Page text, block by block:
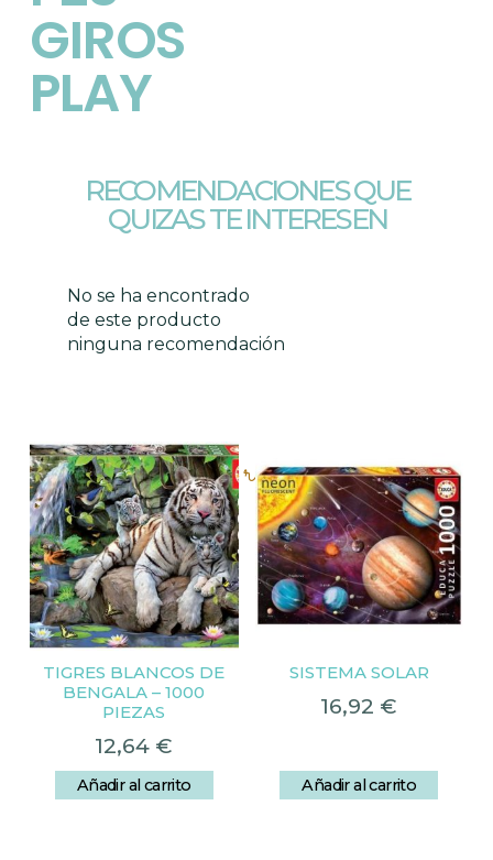
GIROS
PLAY
RECOMENDACIONES QUE
QUIZAS TE INTERESEN
No se ha encontrado
de este producto
ninguna recomendación
Productos relacionados
TIGRES BLANCOS DE
BENGALA – 1000
PIEZAS
12,64 €
Añadir al carrito
SISTEMA SOLAR
16,92 €
Añadir al carrito